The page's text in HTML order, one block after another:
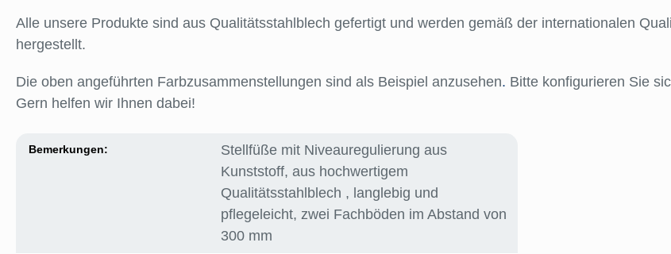
Alle unsere Produkte sind aus Qualitätsstahlblech gefertigt und werden gemäß der internationalen
hergestellt.
Die oben angeführten Farbzusammenstellungen sind als Beispiel anzusehen. Bitte konfigurieren Sie
Gern helfen wir Ihnen dabei!
Bemerkungen:
Stellfüße mit Niveauregulierung aus
Kunststoff, aus hochwertigem
Qualitätsstahlblech , langlebig und
pflegeleicht, zwei Fachböden im Abstand von
300 mm